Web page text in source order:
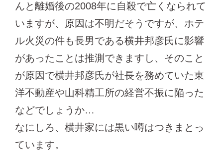
んと離婚後の2008年に自殺で亡くなられて
いますが、原因は不明だそうですが、ホテ
ル火災の件も長男である横井邦彦氏に影響
があったことは推測できますし、そのこと
が原因で横井邦彦氏が社長を務めていた東
洋不動産や山科精工所の経営不振に陥った
などでしょうか…
なにしろ、横井家には黒い噂はつきまとっ
ています。